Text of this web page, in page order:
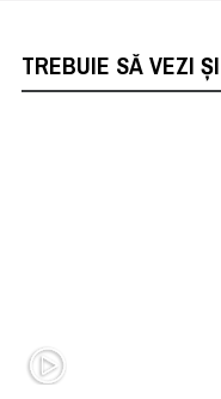
TREBUIE SĂ VEZI ȘI